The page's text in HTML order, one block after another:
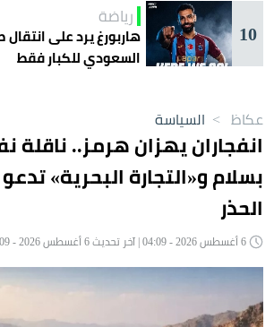
10
رياضة
هاربورغ يرد على
السعودي للكبار فقط
عكاظ > السياسة
انفجاران يهزان هرمز.. ناقلة
بسلام و«التجارة البحرية»
الحذر